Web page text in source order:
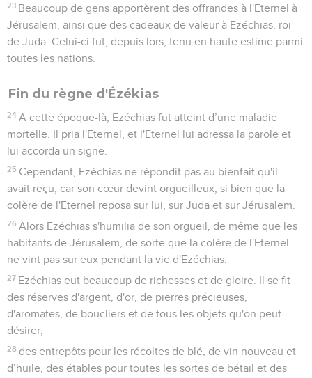
23 Beaucoup de gens apportèrent des offrandes à l'Eternel à
Jérusalem, ainsi que des cadeaux de valeur à Ezéchias, roi
de Juda. Celui-ci fut, depuis lors, tenu en haute estime parmi
toutes les nations.
Fin du règne d'Ézékias
24 A cette époque-là, Ezéchias fut atteint d’une maladie
mortelle. Il pria l'Eternel, et l'Eternel lui adressa la parole et
lui accorda un signe.
25 Cependant, Ezéchias ne répondit pas au bienfait qu'il
avait reçu, car son cœur devint orgueilleux, si bien que la
colère de l'Eternel reposa sur lui, sur Juda et sur Jérusalem.
26 Alors Ezéchias s'humilia de son orgueil, de même que les
habitants de Jérusalem, de sorte que la colère de l'Eternel
ne vint pas sur eux pendant la vie d'Ezéchias.
27 Ezéchias eut beaucoup de richesses et de gloire. Il se fit
des réserves d'argent, d'or, de pierres précieuses,
d'aromates, de boucliers et de tous les objets qu'on peut
désirer,
28 des entrepôts pour les récoltes de blé, de vin nouveau et
d’huile, des étables pour toutes les sortes de bétail et des